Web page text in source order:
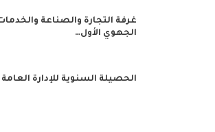
غرفة التجارة والصناعة
الجهوي الأول…
الحصيلة السنوية للإدارة العامة